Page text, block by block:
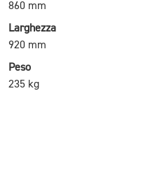
860 mm
Larghezza
920 mm
Peso
235 kg